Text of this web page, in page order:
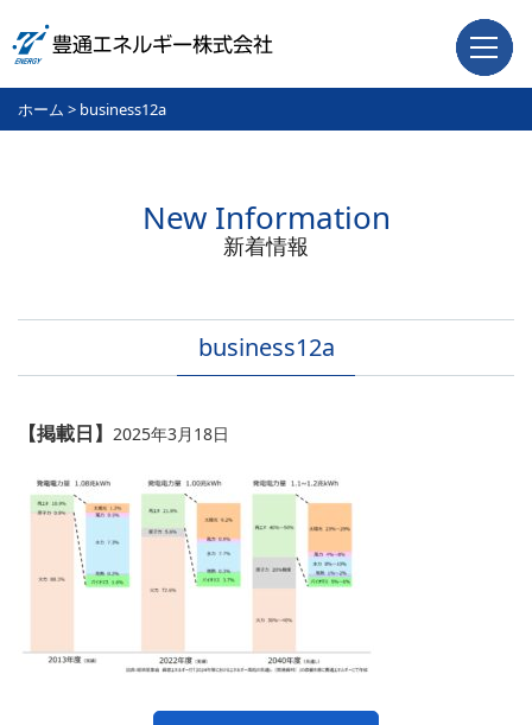
ホーム > business12a
New Information
新着情報
business12a
【掲載日】 2025年3月18日